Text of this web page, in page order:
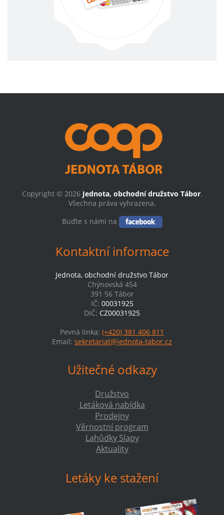
Copyright © 2026 Jednota, obchodní družstvo Tábor.
Všechna práva vyhrazena.
Buďte s námi na
Kontaktní informace
Jednota, obchodní družstvo Tábor
Chýnovská 454
391 56 Tábor
IČ: 00031925
DIČ: CZ00031925
Pevná linka: (+420) 381 406 811
Email: sekretariat@jednota-tabor.cz
Užitečné odkazy
Družstvo
Letáková nabídka
Prodejny
Věrnostní program
Lahůdky Slapy
Aktuality
Letáky ke stažení